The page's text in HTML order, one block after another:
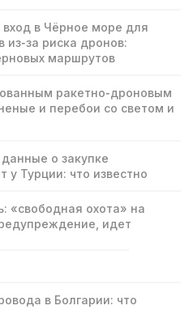
в Чёрное море для
из‑за риска дронов:
маршрутов
ракетно‑дроновым
и перебои со светом и
о закупке
у Турции: что известно
«свободная охота» на
идет
в Болгарии: что